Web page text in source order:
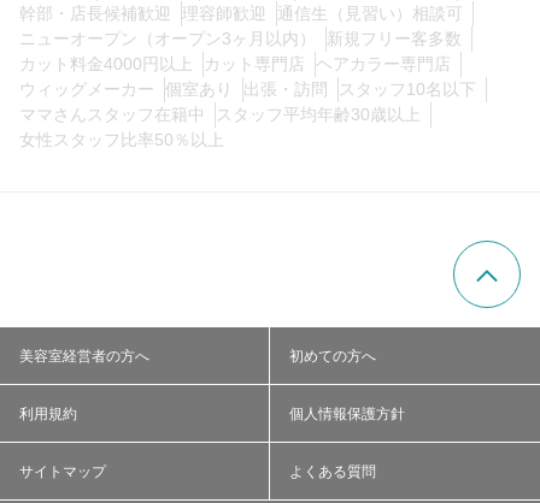
幹部・店長候補歓迎
理容師歓迎
通信生（見習い）相談可
ニューオープン（オープン3ヶ月以内）
新規フリー客多数
カット料金4000円以上
カット専門店
ヘアカラー専門店
ウィッグメーカー
個室あり 出張・訪問
スタッフ10名以下
ママさんスタッフ在籍中
スタッフ平均年齢30歳以上
女性スタッフ比率50％以上
美容室経営者の方へ 初めての方へ
利用規約 個人情報保護方針
サイトマップ よくある質問